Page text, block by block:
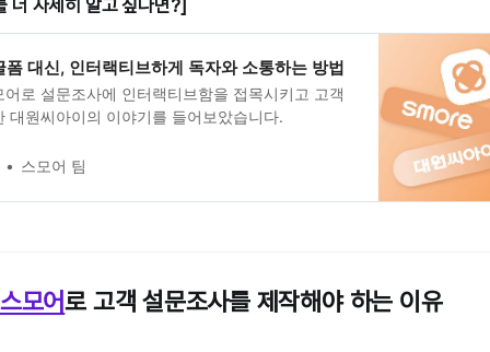
더 자세히 알고 싶다면?]
대신, 인터랙티브하게 독자와 소통하는 방법
로 설문조사에 인터랙티브함을 접목시키고 고객
대원씨아이의 이야기를 들어보았습니다.
스모어 팀
스모어로 고객 설문조사를 제작해야 하는 이유